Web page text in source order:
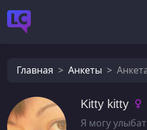
Главная Анкеты
Kitty kitty
Я могу